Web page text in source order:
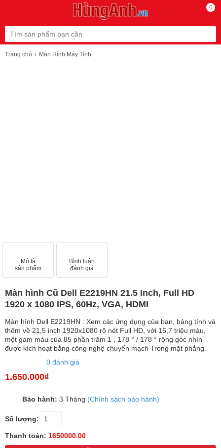
0
Trang chủ Màn Hình Máy Tính
Mô tả
sản phẩm
Bình luận
đánh giá
Màn hình Cũ Dell E2219HN 21.5 Inch, Full HD
1920 x 1080 IPS, 60Hz, VGA, HDMI
Màn hình Dell E2219HN : Xem các ứng dụng của bạn, bảng tính và
thêm về 21,5 inch 1920x1080 rõ nét Full HD, với 16,7 triệu màu,
một gam màu của 85 phần trăm 1 , 178 ° / 178 ° rộng góc nhìn
được kích hoạt bằng công nghệ chuyển mạch Trong mặt phẳng.
0 đánh giá
1.650.000₫
Bảo hành: 3 Tháng (Chính sách bảo hành)
Số lượng:
Thanh toán: 1650000.00